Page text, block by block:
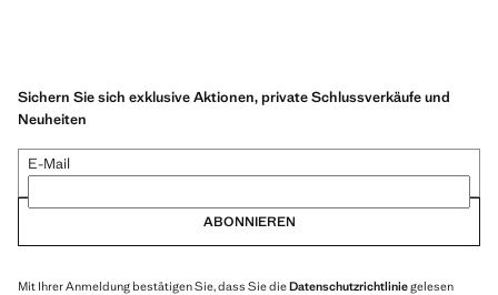
Sichern Sie sich exklusive Aktionen, private Schlussverkäufe und
Neuheiten
E-Mail
ABONNIEREN
Mit Ihrer Anmeldung bestätigen Sie, dass Sie dieDatenschutzrichtliniegelesen